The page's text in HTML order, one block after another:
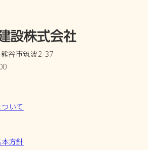
谷市筑波2-37
いて
方針